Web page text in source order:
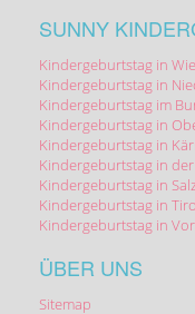
SUNNY
Kindergeburtstag in
Kindergeburtstag in
Kindergeburtstag im
Kindergeburtstag in
Kindergeburtstag in
Kindergeburtstag in
Kindergeburtstag in
Kindergeburtstag in
Kindergeburtstag in
ÜBER UNS
Sitemap